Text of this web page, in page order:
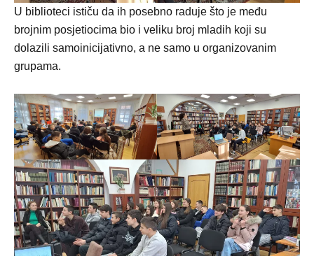
U biblioteci ističu da ih posebno raduje što je među
brojnim posjetiocima bio i veliku broj mladih koji su
dolazili samoinicijativno, a ne samo u organizovanim
grupama.